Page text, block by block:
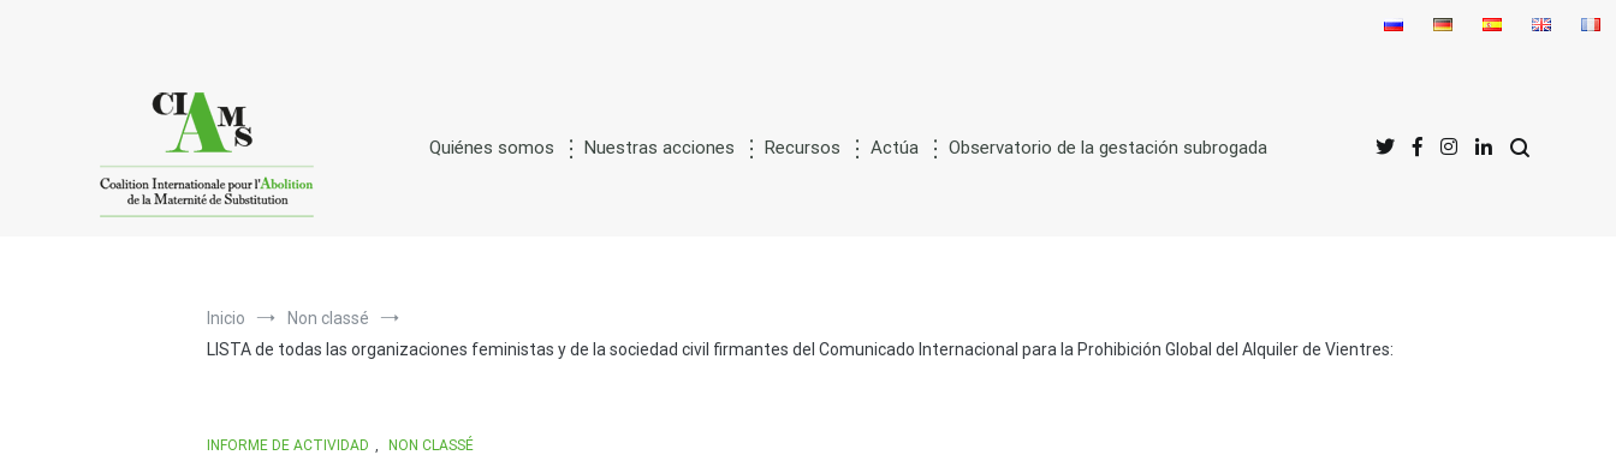
Quiénes somos Nuestras acciones Recursos Actúa Observatorio de la gestación subrogada
Inicio
Non classé
LISTA de todas las organizaciones feministas y de la sociedad civil firmantes del Comunicado Internacional para la Prohibición Global del Alquiler de Vientres:
INFORME DE ACTIVIDAD NON CLASSÉ